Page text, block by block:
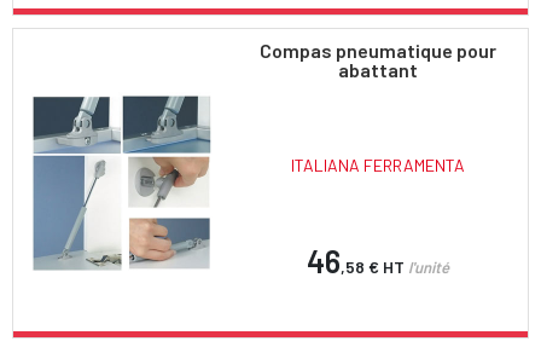
Compas pneumatique pour
abattant
ITALIANA FERRAMENTA
46,58 € HT l'unité